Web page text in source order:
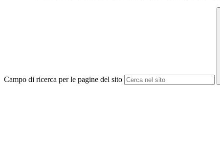
Campo di ricerca per le pagine del sito